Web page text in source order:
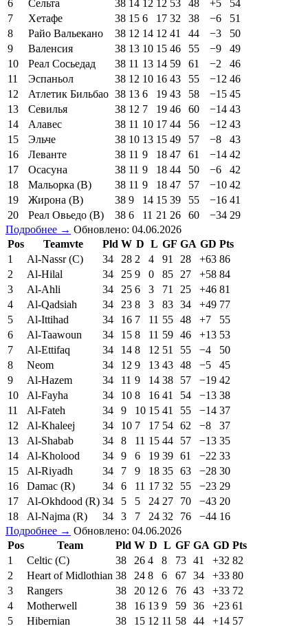
6
Сельта 38 14 12 12 53 48 +5
54
7
Хетафе 38 15 6 17 32 38 −6
51
8
Райо Вальекано 38 12 14 12 41 44 −3
50
9
Валенсия 38 13 10 15 46 55 −9
49
10
Реал Сосьедад 38 11 13 14 59 61 −2
46
11
Эспаньол 38 12 10 16 43 55 −12 46
12
Атлетик Бильбао 38 13 6 19 43 58 −15 45
13
Севилья 38 12 7 19 46 60 −14 43
14
Алавес 38 11 10 17 44 56 −12 43
15
Эльче 38 10 13 15 49 57 −8
43
16
Леванте 38 11 9 18 47 61 −14 42
17
Осасуна 38 11 9 18 44 50 −6
42
18
Мальорка (В) 38 11 9 18 47 57 −10 42
19
Жирона (В) 38 9 14 15 39 55 −16 41
20
Реал Овьедо (В) 38 6 11 21 26 60 −34 29
Подробнее → Обновлено: 04.06.2026
Pos
Teamvte Pld W D L GF GA GD Pts
1
Al-Nassr (C) 34 28 2 4 91 28 +63 86
2
Al-Hilal 34 25 9 0 85 27 +58 84
3
Al-Ahli 34 25 6 3 71 25 +46 81
4
Al-Qadsiah 34 23 8 3 83 34 +49 77
5
Al-Ittihad 34 16 7 11 55 48 +7
55
6
Al-Taawoun 34 15 8 11 59 46 +13 53
7
Al-Ettifaq 34 14 8 12 51 55 −4
50
8
Neom 34 12 9 13 43 48 −5
45
9
Al-Hazem 34 11 9 14 38 57 −19 42
10
Al-Fayha 34 10 8 16 41 54 −13 38
11
Al-Fateh 34 9 10 15 41 55 −14 37
12
Al-Khaleej 34 10 7 17 54 62 −8
37
13
Al-Shabab 34 8 11 15 44 57 −13 35
14
Al-Kholood 34 9 6 19 39 61 −22 33
15
Al-Riyadh 34 7 9 18 35 63 −28 30
16
Damac (R) 34 6 11 17 32 55 −23 29
17
Al-Okhdood (R) 34 5 5 24 27 70 −43 20
18
Al-Najma (R) 34 3 7 24 32 76 −44 16
Подробнее → Обновлено: 04.06.2026
Pos
Team Pld W D L GF GA GD Pts
1
Celtic (C) 38 26 4 8 73 41 +32 82
2
Heart of Midlothian 38 24 8 6 67 34 +33 80
3
Rangers 38 20 12 6 76 43 +33 72
4
Motherwell 38 16 13 9 59 36 +23 61
5
Hibernian 38 15 12 11 58 44 +14 57